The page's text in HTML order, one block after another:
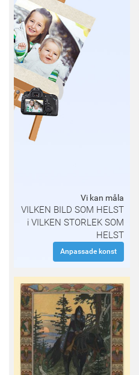
Vi kan måla
VILKEN BILD SOM HELST
i VILKEN STORLEK SOM
HELST
Anpassade konst